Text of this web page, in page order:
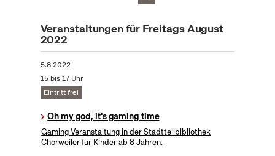
Veranstaltungen für Freitags August
2022
5.8.2022
15 bis 17 Uhr
Eintritt frei
Oh my god, it's gaming time
Gaming Veranstaltung in der Stadtteilbibliothek
Chorweiler für Kinder ab 8 Jahren.